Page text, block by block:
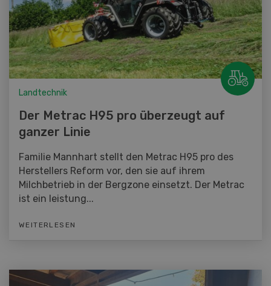
Landtechnik
Der Metrac H95 pro überzeugt auf
ganzer Linie
Familie Mannhart stellt den Metrac H95 pro des
Herstellers Reform vor, den sie auf ihrem
Milchbetrieb in der Bergzone einsetzt. Der Metrac
ist ein leistung...
WEITERLESEN